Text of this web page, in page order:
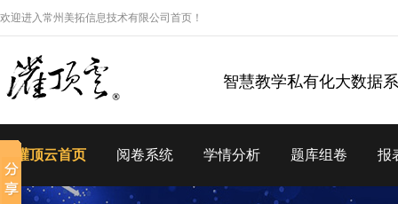
欢迎进入常州美拓信息技术有限公司首页！
智慧教学私有化大数据
灌顶云首页 阅卷系统 学情分析 题库组卷 报